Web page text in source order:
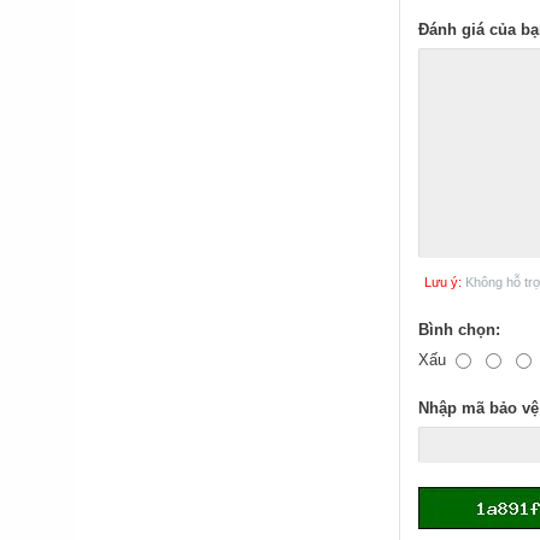
Đánh giá của
Lưu ý: Không hỗ
Bình chọn:
Xấu
Nhập mã bảo